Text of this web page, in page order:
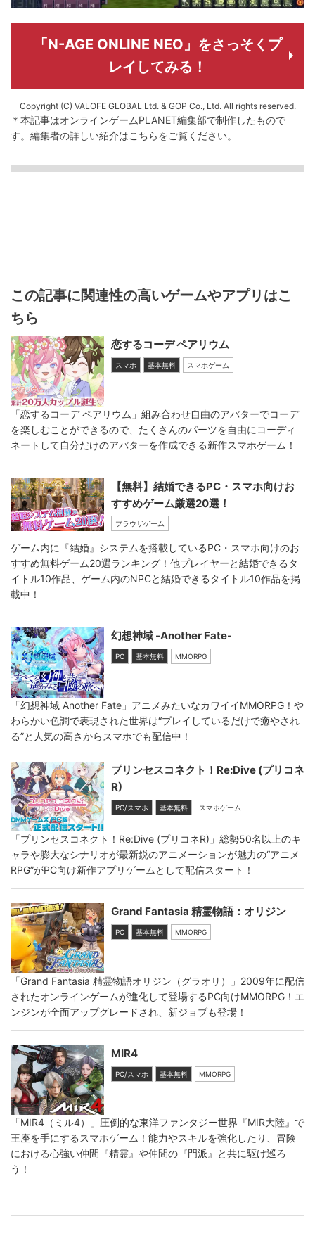
「N-AGE ONLINE NEO」をさっそくプ
レイしてみる！
Copyright (C) VALOFE GLOBAL Ltd. & GOP Co., Ltd. All rights reserved.
＊本記事はオンラインゲームPLANET編集部で制作したもので
す。 編集者の詳しい紹介はこちらをご覧ください。
この記事に関連性の高いゲームやアプリはこ
ちら
恋するコーデ ペアリウム
スマホ 基本無料 スマホゲーム
「恋するコーデ ペアリウム」組み合わせ自由のアバターでコーデ
を楽しむことができるので、たくさんのパーツを自由にコーディ
ネートして自分だけのアバターを作成できる新作スマホゲーム！
【無料】結婚できるPC・スマホ向けお
すすめゲーム厳選20選！
ブラウザゲーム
ゲーム内に『結婚』システムを搭載しているPC・スマホ向けのお
すすめ無料ゲーム20選ランキング！他プレイヤーと結婚できるタ
イトル10作品、ゲーム内のNPCと結婚できるタイトル10作品を掲
載中！
幻想神域 -Another Fate-
PC 基本無料 MMORPG
「幻想神域 Another Fate」アニメみたいなカワイイMMORPG！や
わらかい色調で表現された世界は“プレイしているだけで癒やされ
る”と人気の高さからスマホでも配信中！
プリンセスコネクト！Re:Dive (プリコネ
R)
PC/スマホ 基本無料 スマホゲーム
「プリンセスコネクト！Re:Dive (プリコネR)」総勢50名以上のキ
ャラや膨大なシナリオが最新鋭のアニメーションが魅力の“アニメ
RPG”がPC向け新作アプリゲームとして配信スタート！
Grand Fantasia 精霊物語：オリジン
PC 基本無料 MMORPG
「Grand Fantasia 精霊物語オリジン（グラオリ）」2009年に配信
されたオンラインゲームが進化して登場するPC向けMMORPG！エ
ンジンが全面アップグレードされ、新ジョブも登場！
MIR4
PC/スマホ 基本無料 MMORPG
「MIR4（ミル4）」圧倒的な東洋ファンタジー世界『MIR大陸』で
王座を手にするスマホゲーム！能力やスキルを強化したり、冒険
における心強い仲間『精霊』や仲間の『門派』と共に駆け巡ろ
う！